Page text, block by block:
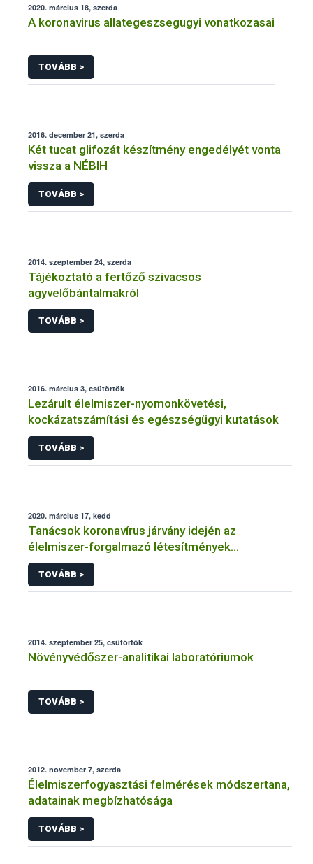
2020. március 18, szerda
A koronavirus allategeszsegugyi vonatkozasai
TOVÁBB >
2016. december 21, szerda
Két tucat glifozát készítmény engedélyét vonta
vissza a NÉBIH
TOVÁBB >
2014. szeptember 24, szerda
Tájékoztató a fertőző szivacsos
agyvelőbántalmakról
TOVÁBB >
2016. március 3, csütörtök
Lezárult élelmiszer-nyomonkövetési,
kockázatszámítási és egészségügyi kutatások
TOVÁBB >
2020. március 17, kedd
Tanácsok koronavírus járvány idején az
élelmiszer-forgalmazó létesítmények
üzemeltetőinek
TOVÁBB >
2014. szeptember 25, csütörtök
Növényvédőszer-analitikai laboratóriumok
TOVÁBB >
2012. november 7, szerda
Élelmiszerfogyasztási felmérések módszertana,
adatainak megbízhatósága
TOVÁBB >